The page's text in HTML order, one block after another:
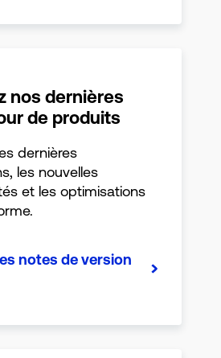
nos dernières
de produits
dernières
les nouvelles
et les optimisations
notes de version